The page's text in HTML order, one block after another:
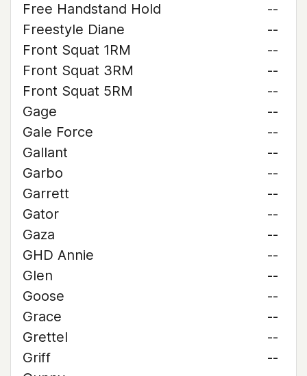
Free Handstand Hold
--
Freestyle Diane
--
Front Squat 1RM
--
Front Squat 3RM
--
Front Squat 5RM
--
Gage
--
Gale Force
--
Gallant
--
Garbo
--
Garrett
--
Gator
--
Gaza
--
GHD Annie
--
Glen
--
Goose
--
Grace
--
Grettel
--
Griff
--